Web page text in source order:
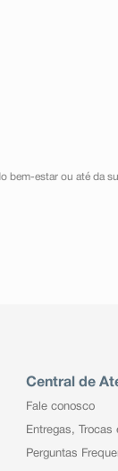
bem-estar ou até da
Central de
Fale conosco
Entregas, Trocas
Perguntas